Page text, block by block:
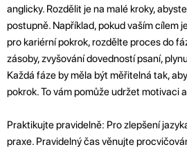
anglicky. Rozdělit je na malé kroky,
postupně. Například, pokud vaším cílem
pro kariérní pokrok, rozdělte proces do
zásoby, zvyšování dovedností psaní,
Každá fáze by měla být měřitelná tak,
pokrok. To vám pomůže udržet motivaci
Praktikujte pravidelně: Pro zlepšení
praxe. Pravidelný čas věnujte